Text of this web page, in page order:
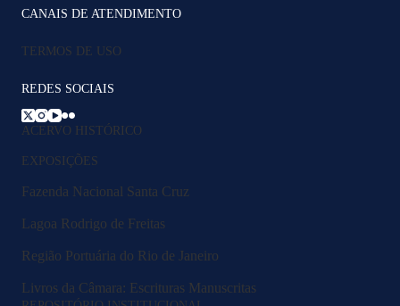
CANAIS DE ATENDIMENTO
TERMOS DE USO
REDES SOCIAIS
ACERVO HISTÓRICO
EXPOSIÇÕES
Fazenda Nacional Santa Cruz
Lagoa Rodrigo de Freitas
Região Portuária do Rio de Janeiro
Livros da Câmara: Escrituras Manuscritas